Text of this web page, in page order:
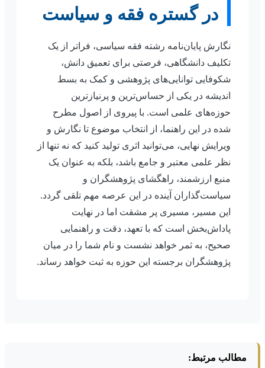
در گستره فقه و سیاست
نگارش پایان‌نامه رشته فقه سیاسی، فراتر از یک
تکلیف دانشگاهی، فرصتی برای تعمیق دانش،
شکوفایی توانایی‌های پژوهشی و کمک به بسط
اندیشه در یکی از حساس‌ترین و پرنیازترین
حوزه‌های علمی است. با پیروی از اصول مطرح
شده در این راهنما، از انتخاب موضوع تا نگارش و
ویرایش نهایی، می‌توانید اثری تولید کنید که نه تنها از
نظر علمی معتبر و جامع باشد، بلکه به عنوان یک
منبع ارزشمند، راهگشای پژوهشگران و
سیاست‌گذاران آینده در این عرصه مهم تلقی گردد.
این مسیر، مسیری پر مشقت اما در نهایت
پاداش‌بخش است که با تعهد، دقت و راهنمایی
صحیح، به ثمر خواهد نشست و نام شما را در میان
پژوهشگران برجسته این حوزه به ثبت خواهد رساند.
مطالب مرتبط: